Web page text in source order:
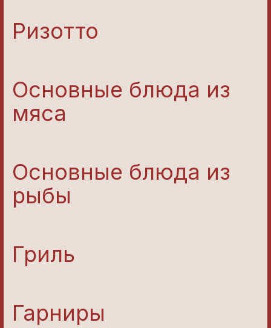
Ризотто
Основные блюда из
мяса
Основные блюда из
рыбы
Гриль
Гарниры